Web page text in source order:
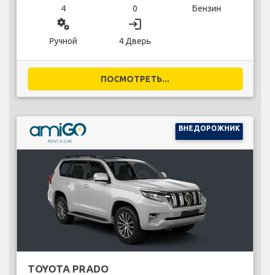
4 0 Бензин
miscellaneous_services
Ручной
login
4 Дверь
ПОСМОТРЕТЬ...
ВНЕДОРОЖНИК
TOYOTA PRADO